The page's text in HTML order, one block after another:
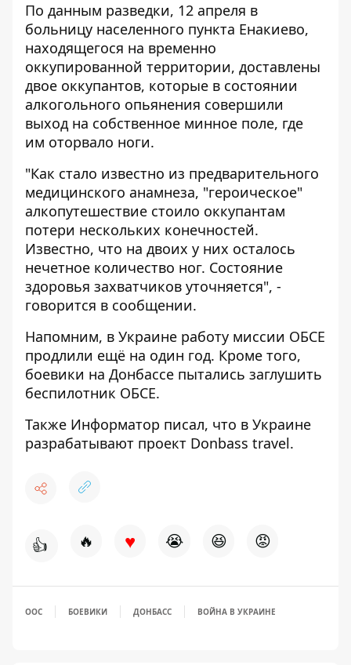
По данным разведки, 12 апреля в
больницу населенного пункта Енакиево,
находящегося на временно
оккупированной территории, доставлены
двое оккупантов, которые в состоянии
алкогольного опьянения совершили
выход на собственное минное поле, где
им оторвало ноги.
"Как стало известно из предварительного
медицинского анамнеза, "героическое"
алкопутешествие стоило оккупантам
потери нескольких конечностей.
Известно, что на двоих у них осталось
нечетное количество ног. Состояние
здоровья захватчиков уточняется", -
говорится в сообщении.
Напомним, в Украине работу миссии ОБСЕ
продлили ещё на один год. Кроме того,
боевики на Донбассе пытались заглушить
беспилотник ОБСЕ.
Также Информатор писал, что в Украине
разрабатывают проект Donbass travel.
👍 🔥 ♥ 😭 😆 😡
ООС БОЕВИКИ ДОНБАСС ВОЙНА В УКРАИНЕ